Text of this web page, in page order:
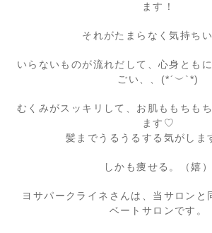
ます！
それがたまらなく気持ちい
いらないものが流れだして、心身とも
ごい、、(*´︶`*)
むくみがスッキリして、お肌ももちも
ます♡
髪までうるうるする気がしま
しかも痩せる。（嬉）
ヨサパークライネさんは、当サロンと
ベートサロンです。